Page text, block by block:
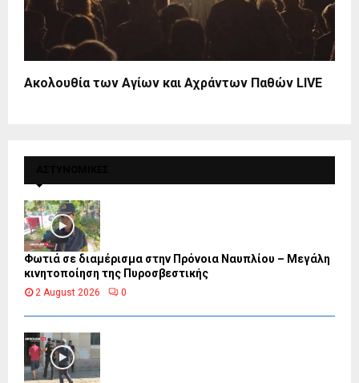
Ακολουθία των Αγίων και Αχράντων Παθών LIVE
Φωτιά σε διαμέρισμα στην Πρόνοια Ναυπλίου – Μεγάλη
κινητοποίηση της Πυροσβεστικής
2 August 2026 0